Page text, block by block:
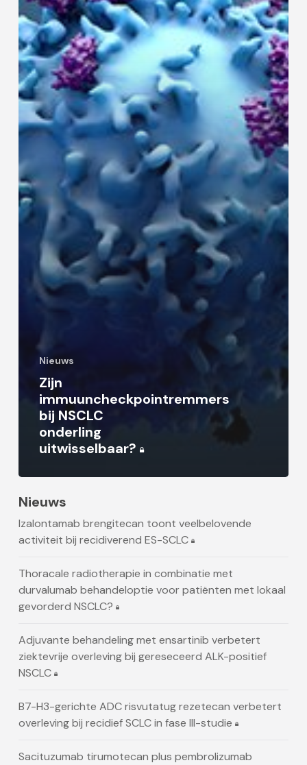
Nieuws
Zijn
immuuncheckpointremmers
bij NSCLC
onderling
uitwisselbaar?
Nieuws
Izalontamab brengitecan toont veelbelovende
activiteit bij recidiverend ES-SCLC
Thoracale radiotherapie in combinatie met
durvalumab behandeloptie voor patiënten met lokaal
gevorderd NSCLC?
Adjuvante behandeling met ensartinib verbetert
ziektevrije overleving bij gereseceerd ALK-positief
NSCLC
B7-H3-gerichte ADC risvutatug rezetecan verbetert
overleving bij recidief SCLC in fase III-studie
Sacituzumab tirumotecan plus pembrolizumab